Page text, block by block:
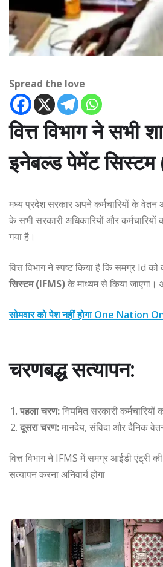
Spread the love
वित्त विभाग ने
इनेबल्ड पेमेंट सिस्टम
मध्य प्रदेश सरकार अपने कर्मचारियों के वेतन
के सभी सरकारी अधिकारियों और
गया है।
वित्त विभाग ने स्पष्ट किया है कि समग्र Id
सिस्टम (IFMS)के माध्यम से किया जाएगा।
सोमवार को पेश नहीं होगा One Nation
चरणबद्ध सत्यापन:
पहला चरण:नियमित सरकारी
दूसरा चरण:मानदेय, संविदा और दैनिक
वित्त विभाग ने IFMS में समग्र आईडी एंट्री
सत्यापन करना अनिवार्य होगा